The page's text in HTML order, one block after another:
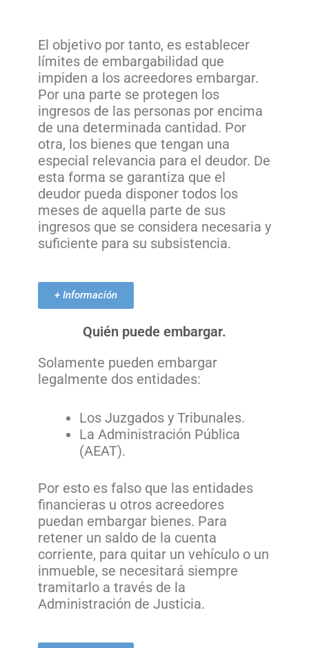
El objetivo por tanto, es establecer
límites de embargabilidad que
impiden a los acreedores embargar.
Por una parte se protegen los
ingresos de las personas por encima
de una determinada cantidad. Por
otra, los bienes que tengan una
especial relevancia para el deudor. De
esta forma se garantiza que el
deudor pueda disponer todos los
meses de aquella parte de sus
ingresos que se considera necesaria y
suficiente para su subsistencia.
+ Información
Quién puede embargar.
Solamente pueden embargar
legalmente dos entidades:
Los Juzgados y Tribunales.
La Administración Pública
(AEAT).
Por esto es falso que las entidades
financieras u otros acreedores
puedan embargar bienes. Para
retener un saldo de la cuenta
corriente, para quitar un vehículo o un
inmueble, se necesitará siempre
tramitarlo a través de la
Administración de Justicia.